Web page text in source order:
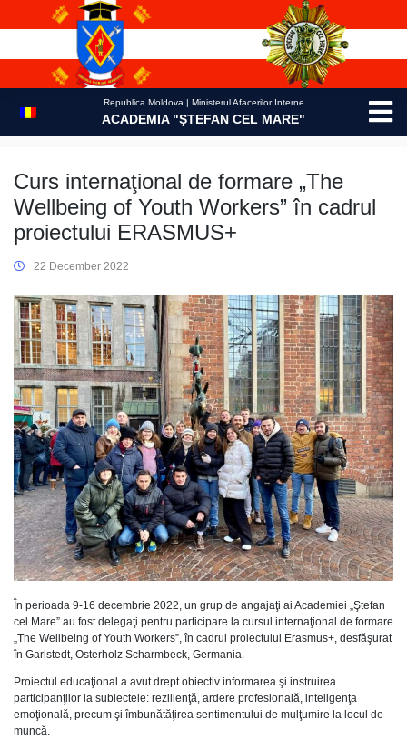
Republica Moldova | Ministerul Afacerilor Interne
ACADEMIA "ŞTEFAN CEL MARE"
Curs internaţional de formare „The
Wellbeing of Youth Workers” în cadrul
proiectului ERASMUS+
22 December 2022
În perioada 9-16 decembrie 2022, un grup de angajaţi ai Academiei „Ştefan
cel Mare” au fost delegaţi pentru participare la cursul internaţional de formare
„The Wellbeing of Youth Workers”, în cadrul proiectului Erasmus+, desfăşurat
în Garlstedt, Osterholz Scharmbeck, Germania.
Proiectul educaţional a avut drept obiectiv informarea şi instruirea
participanţilor la subiectele: rezilienţă, ardere profesională, inteligenţa
emoţională, precum şi îmbunătăţirea sentimentului de mulţumire la locul de
muncă.